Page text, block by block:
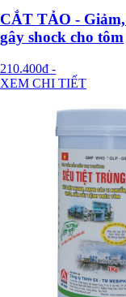
CẮT TẢO -
gây shock cho tôm
210.400đ -
XEM CHI TIẾT